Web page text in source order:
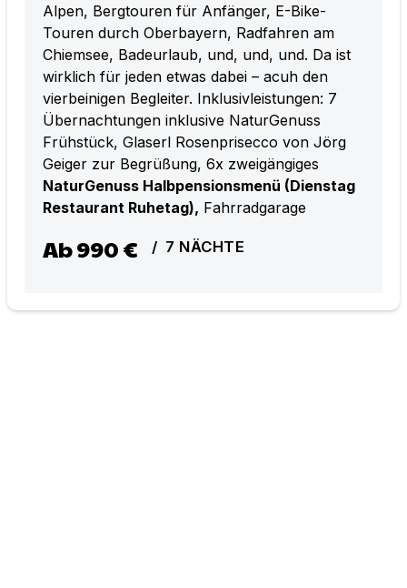
Alpen, Bergtouren für Anfänger, E-Bike-
Touren durch Oberbayern, Radfahren am
Chiemsee, Badeurlaub, und, und, und. Da ist
wirklich für jeden etwas dabei – acuh den
vierbeinigen Begleiter. Inklusivleistungen: 7
Übernachtungen inklusive NaturGenuss
Frühstück, Glaserl Rosenprisecco von Jörg
Geiger zur Begrüßung, 6x zweigängiges
NaturGenuss Halbpensionsmenü (Dienstag
Restaurant Ruhetag), Fahrradgarage
Ab990 € / 7 NÄCHTE